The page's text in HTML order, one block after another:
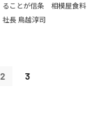
ることが信条 相模屋食料
社長 鳥越淳司
2 3